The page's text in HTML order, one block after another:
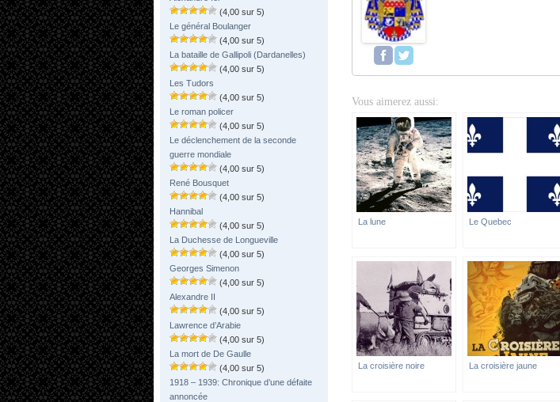
(4,00 sur 5)
Le général Boulanger
(4,00 sur 5)
La bataille de Gallipoli (Dardanelles)
(4,00 sur 5)
Les Tudors
(4,00 sur 5)
Le roman policer
(4,00 sur 5)
Le déclenchement de la seconde
guerre mondiale
(4,00 sur 5)
René Bousquet
(4,00 sur 5)
Hannibal
(4,00 sur 5)
La Duchesse de Longueville
(4,00 sur 5)
Georges Simenon
(4,00 sur 5)
Alexandre II
(4,00 sur 5)
Lawrence d’Arabie
(4,00 sur 5)
La mort de De Gaulle
(4,00 sur 5)
1918 – 1939: Chronique d’une défaite
annoncée
Vous aimerez aussi:
La lune Le Quebec
La croisière noire La croisière jaune